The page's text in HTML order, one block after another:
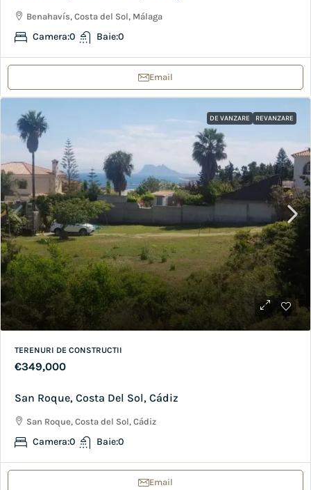
Benahavís, Costa del Sol, Málaga
Camera:0 Baie:0
Email
DE VANZARE REVANZARE
TERENURI DE CONSTRUCTII
€349,000
San Roque, Costa Del Sol, Cádiz
San Roque, Costa del Sol, Cádiz
Camera:0 Baie:0
Email